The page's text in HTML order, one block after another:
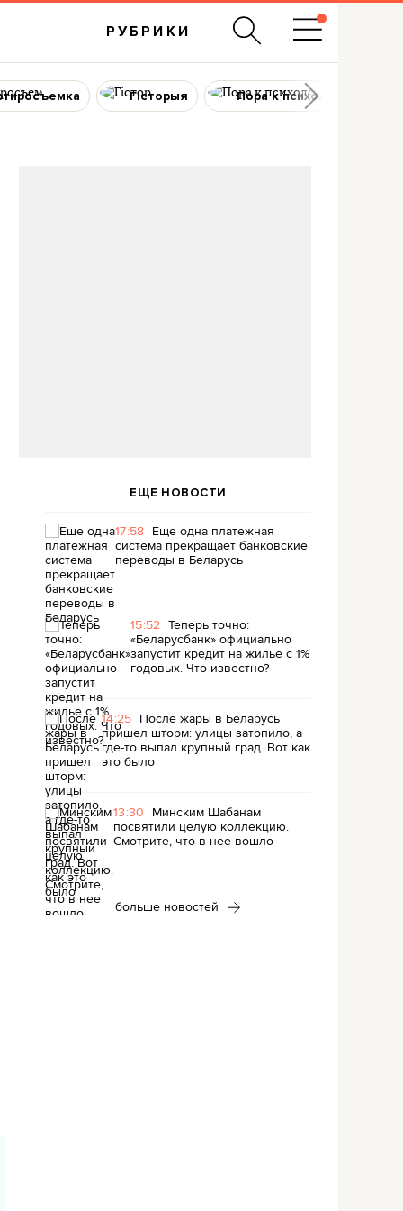
РУБРИКИ
Гісторыя Пора к психологу
ЕЩЕ НОВОСТИ
17:58 Еще одна платежная
система прекращает банковские
переводы в Беларусь
15:52 Теперь точно:
«Беларусбанк» официально
запустит кредит на жилье с 1%
годовых. Что известно?
14:25 После жары в Беларусь
пришел шторм: улицы затопило, а
где-то выпал крупный град. Вот как
это было
13:30 Минским Шабанам
посвятили целую коллекцию.
Смотрите, что в нее вошло
больше новостей